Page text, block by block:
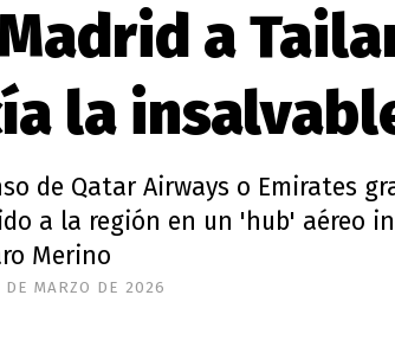
a
la
de Qatar Airways o Emirates
a la región en un 'hub' aéreo
Merino
DE MARZO DE 2026